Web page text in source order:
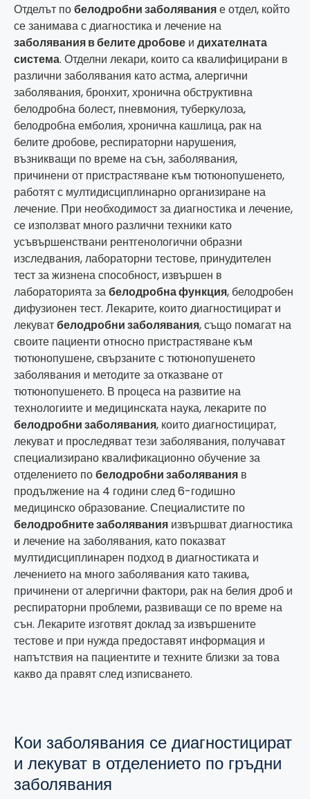
Отделът побелодробни заболяванияе отдел, който
се занимава с диагностика и лечение на
заболявания в белите дробове и дихателната
система. Отделни лекари, които са квалифицирани в
различни заболявания като астма, алергични
заболявания, бронхит, хронична обструктивна
белодробна болест, пневмония, туберкулоза,
белодробна емболия, хронична кашлица, рак на
белите дробове, респираторни нарушения,
възникващи по време на сън, заболявания,
причинени от пристрастяване към тютюнопушенето,
работят с мултидисциплинарно организиране на
лечение. При необходимост за диагностика и лечение,
се използват много различни техники като
усъвършенствани рентгенологични образни
изследвания, лабораторни тестове, принудителен
тест за жизнена способност, извършен в
лабораторията забелодробна функция, белодробен
дифузионен тест. Лекарите, които диагностицират и
лекуватбелодробни заболявания, също помагат на
своите пациенти относно пристрастяване към
тютюнопушене, свързаните с тютюнопушенето
заболявания и методите за отказване от
тютюнопушенето. В процеса на развитие на
технологиите и медицинската наука, лекарите по
белодробни заболявания, които диагностицират,
лекуват и проследяват тези заболявания, получават
специализирано квалификационно обучение за
отделението побелодробни заболявания в
продължение на 4 години след 6-годишно
медицинско образование. Специалистите по
белодробните заболявания извършват диагностика
и лечение на заболявания, като показват
мултидисциплинарен подход в диагностиката и
лечението на много заболявания като такива,
причинени от алергични фактори, рак на белия дроб и
респираторни проблеми, развиващи се по време на
сън. Лекарите изготвят доклад за извършените
тестове и при нужда предоставят информация и
напътствия на пациентите и техните близки за това
какво да правят след изписването.
Кои заболявания се диагностицират
и лекуват в отделението по гръдни
заболявания